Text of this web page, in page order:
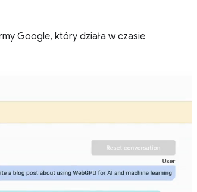
Google, który działa w czasie